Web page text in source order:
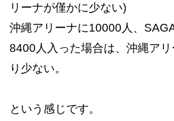
リーナが僅かに少ない)
沖縄アリーナに10000人、
8400人入った場合は、沖縄ア
り少ない。
という感じです。